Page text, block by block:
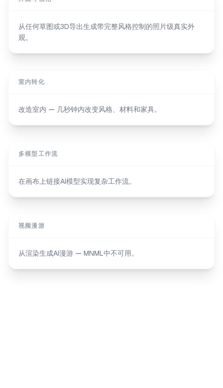
从任何草图或3D导出生成带完整风格控制的照片级真实外
观。
室内转化
改造室内 — 几秒钟内改变风格、材料和家具。
多模型工作流
在画布上链接AI模型实现复杂工作流。
视频漫游
从渲染生成AI漫游 — MNML中不可用。